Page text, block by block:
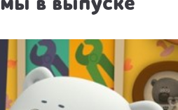
в выпуске